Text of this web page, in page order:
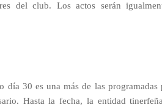
del club. Los actos serán
día 30 es una más de las
Hasta la fecha, la entidad